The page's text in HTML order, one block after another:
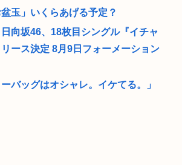
玉」いくらあげる予定？
日向坂46、18枚目シングル『イチャ
ース決定 8月9日フォーメーション
バッグはオシャレ。イケてる。」